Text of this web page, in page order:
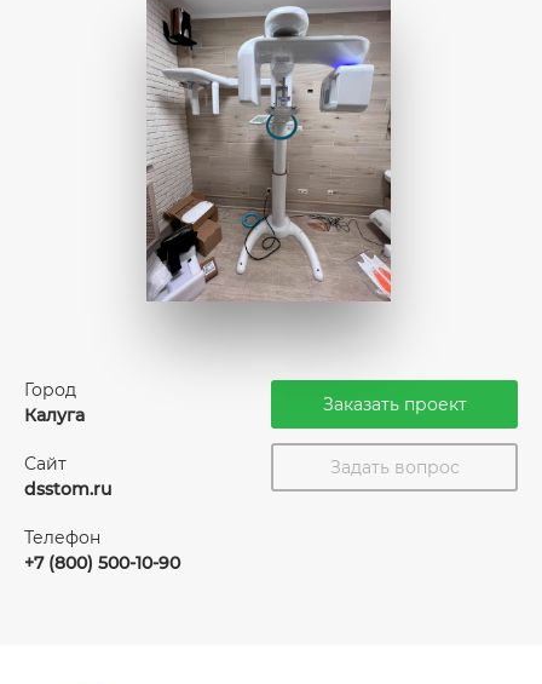
Город
Калуга
Сайт
dsstom.ru
Телефон
+7 (800) 500-10-90
Заказать проект
Задать вопрос